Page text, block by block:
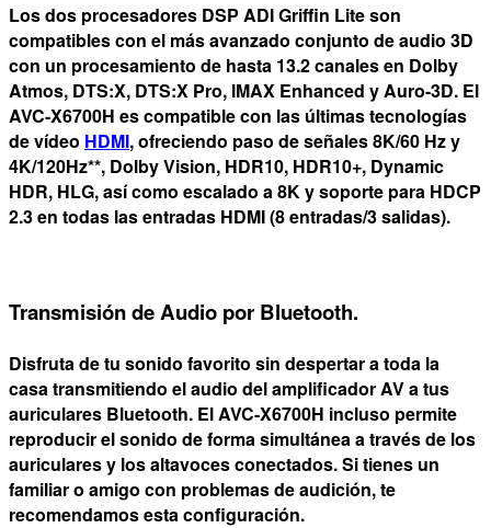
Los dos procesadores DSP ADI Griffin Lite son
compatibles con el más avanzado conjunto de audio 3D
con un procesamiento de hasta 13.2 canales en Dolby
Atmos, DTS:X, DTS:X Pro, IMAX Enhanced y Auro-3D. El
AVC-X6700H es compatible con las últimas tecnologías
de vídeo HDMI, ofreciendo paso de señales 8K/60 Hz y
4K/120Hz**, Dolby Vision, HDR10, HDR10+, Dynamic
HDR, HLG, así como escalado a 8K y soporte para HDCP
2.3 en todas las entradas HDMI (8 entradas/3 salidas).
Transmisión de Audio por Bluetooth.
Disfruta de tu sonido favorito sin despertar a toda la
casa transmitiendo el audio del amplificador AV a tus
auriculares Bluetooth. El AVC-X6700H incluso permite
reproducir el sonido de forma simultánea a través de los
auriculares y los altavoces conectados. Si tienes un
familiar o amigo con problemas de audición, te
recomendamos esta configuración.